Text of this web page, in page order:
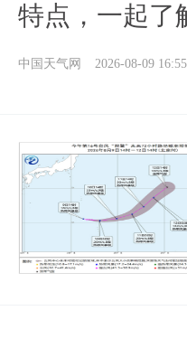
特点，一起了
中国天气网 2026-08-09 16:55